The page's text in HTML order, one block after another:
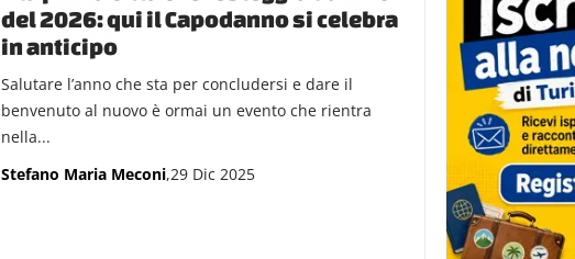
del 2026: qui il Capodanno si celebra
in anticipo
Salutare l’anno che sta per concludersi e dare il
benvenuto al nuovo è ormai un evento che rientra
nella...
Stefano Maria Meconi,29 Dic 2025